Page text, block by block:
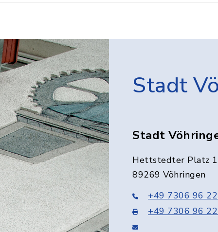
Stadt
Stadt
Hettstedter Platz 1
89269 Vöhringen
+49 7306 96
+49 7306 96